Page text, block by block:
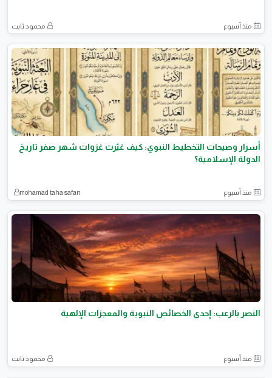
منذ أسبوع محمود ثابت
أسرار وصيحات التخطيط النبوي: كيف غيّرت غزوات شهر صفر تاريخ
الدولة الإسلامية؟
منذ أسبوع mohamad taha safan
النصر بالرعب: إحدى الخصائص النبوية والمعجزات الإلهية
منذ أسبوع محمود ثابت